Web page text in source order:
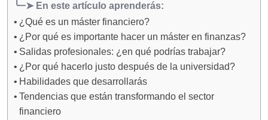
╰┈➤ En este artículo aprenderás:
¿Qué es un máster financiero?
¿Por qué es importante hacer un máster en finanzas?
Salidas profesionales: ¿en qué podrías trabajar?
¿Por qué hacerlo justo después de la universidad?
Habilidades que desarrollarás
Tendencias que están transformando el sector
financiero